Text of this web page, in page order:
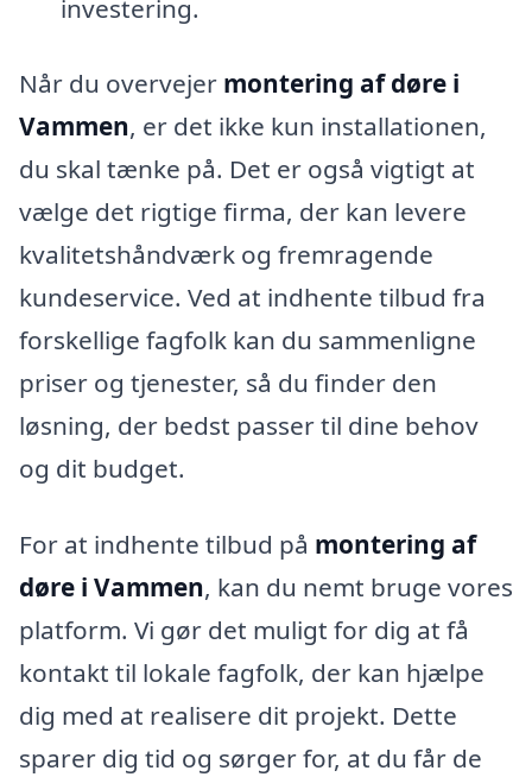
investering.
Når du overvejer montering af døre i
Vammen, er det ikke kun installationen,
du skal tænke på. Det er også vigtigt at
vælge det rigtige firma, der kan levere
kvalitetshåndværk og fremragende
kundeservice. Ved at indhente tilbud fra
forskellige fagfolk kan du sammenligne
priser og tjenester, så du finder den
løsning, der bedst passer til dine behov
og dit budget.
For at indhente tilbud på montering af
døre i Vammen, kan du nemt bruge vores
platform. Vi gør det muligt for dig at få
kontakt til lokale fagfolk, der kan hjælpe
dig med at realisere dit projekt. Dette
sparer dig tid og sørger for, at du får de